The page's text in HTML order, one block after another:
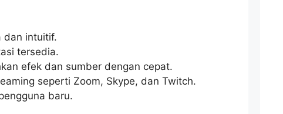
dan intuitif.
tersedia.
efek dan sumber dengan cepat.
seperti Zoom, Skype, dan Twitch.
baru.